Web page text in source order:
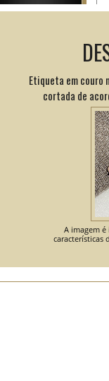
Etiqueta em couro
cortada de
A imagem
características